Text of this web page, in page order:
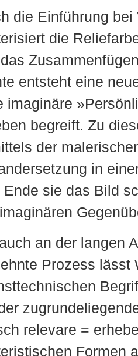
die Einführung
die
entsteht eine
imaginäre
begreift. Zu
der
in
Ende sie das Bild
an der langen
Prozess lässt
relevare =
Formen